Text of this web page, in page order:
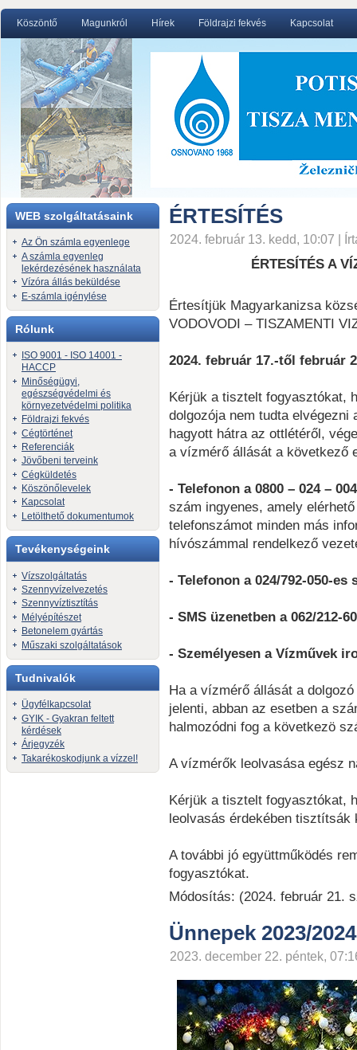
Köszöntő Magunkról Hírek Földrajzi fekvés Kapcsolat
WEB szolgáltatásaink
Az Ön számla egyenlege
A számla egyenleg
lekérdezésének használata
Vízóra állás beküldése
E-számla igénylése
Rólunk
ISO 9001 - ISO 14001 -
HACCP
Minőségügyi,
egészségvédelmi és
környezetvédelmi politika
Földrajzi fekvés
Cégtörténet
Referenciák
Jövőbeni terveink
Cégküldetés
Köszönőlevelek
Kapcsolat
Letölthető dokumentumok
Tevékenységeink
Vízszolgáltatás
Szennyvízelvezetés
Szennyvíztisztítás
Mélyépítészet
Betonelem gyártás
Műszaki szolgáltatások
Tudnivalók
Ügyfélkapcsolat
GYIK - Gyakran feltett
kérdések
Árjegyzék
Takarékoskodjunk a vízzel!
ÉRTESÍTÉS
2024. február 13. kedd, 10:07 |
ÉRTESÍTÉS A
Értesítjük Magyarkanizsa
VODOVODI – TISZAMENTI
2024. február 17.-től február
Kérjük a tisztelt fogyasztókat,
dolgozója nem tudta
hagyott hátra az ottlétéről,
a vízmérő állását a következő
- Telefonon a 0800 – 024 – 004
szám ingyenes, amely
telefonszámot minden más
hívószámmal rendelkező
- Telefonon a 024/792-050-es
- SMS üzenetben a 062/212-
- Személyesen a Vízművek
Ha a vízmérő állását a
jelenti, abban az esetben a
halmozódni fog a következö
A vízmérők leolvasása egész
Kérjük a tisztelt fogyasztókat,
leolvasás érdekében tisztítsák
A további jó együttműködés
fogyasztókat.
Módosítás: (2024. február 21.
Ünnepek 2023/2024
2023. december 22. péntek,